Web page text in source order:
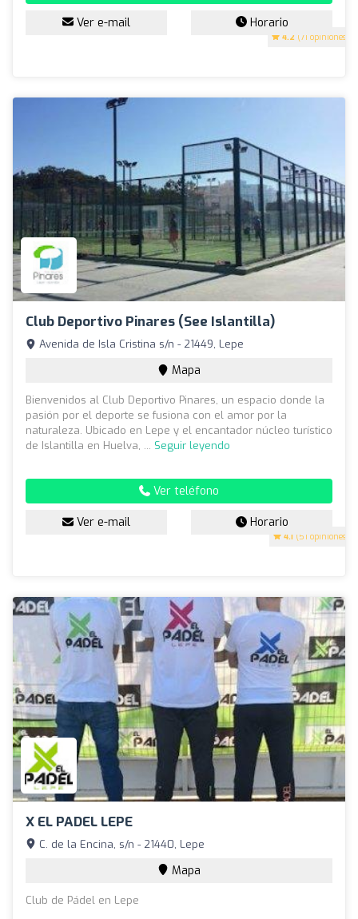
4.2 (71 opiniones)
Ver e-mail Horario
Club Deportivo Pinares (See Islantilla)
4.1 (51 opiniones)
Avenida de Isla Cristina s/n - 21449, Lepe
Mapa
Bienvenidos al Club Deportivo Pinares, un espacio donde la
pasión por el deporte se fusiona con el amor por la
naturaleza. Ubicado en Lepe y el encantador núcleo turístico
de Islantilla en Huelva, ... Seguir leyendo
Ver teléfono
Ver e-mail Horario
X EL PADEL LEPE
C. de la Encina, s/n - 21440, Lepe
Mapa
Club de Pádel en Lepe